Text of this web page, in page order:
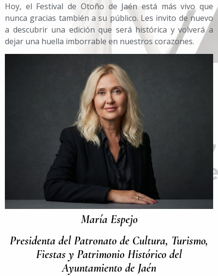
Hoy, el Festival de Otoño de Jaén está más vivo que
nunca gracias también a su público. Les invito de nuevo
a descubrir una edición que será histórica y volverá a
dejar una huella imborrable en nuestros corazones.
María Espejo
Presidenta del Patronato de Cultura, Turismo,
Fiestas y Patrimonio Histórico del
Ayuntamiento de Jaén